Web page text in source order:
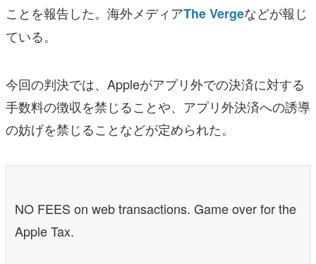
運営：株式会社マレ
ことを報告した。海外メディアThe Vergeなどが報じ
ている。
今回の判決では、Appleがアプリ外での決済に対する
手数料の徴収を禁じることや、アプリ外決済への誘導
の妨げを禁じることなどが定められた。
NO FEES on web transactions. Game over for the
Apple Tax.